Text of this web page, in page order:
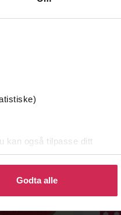
kan også tilpasse ditt
eller endre ditt samtykke.
Godta alle